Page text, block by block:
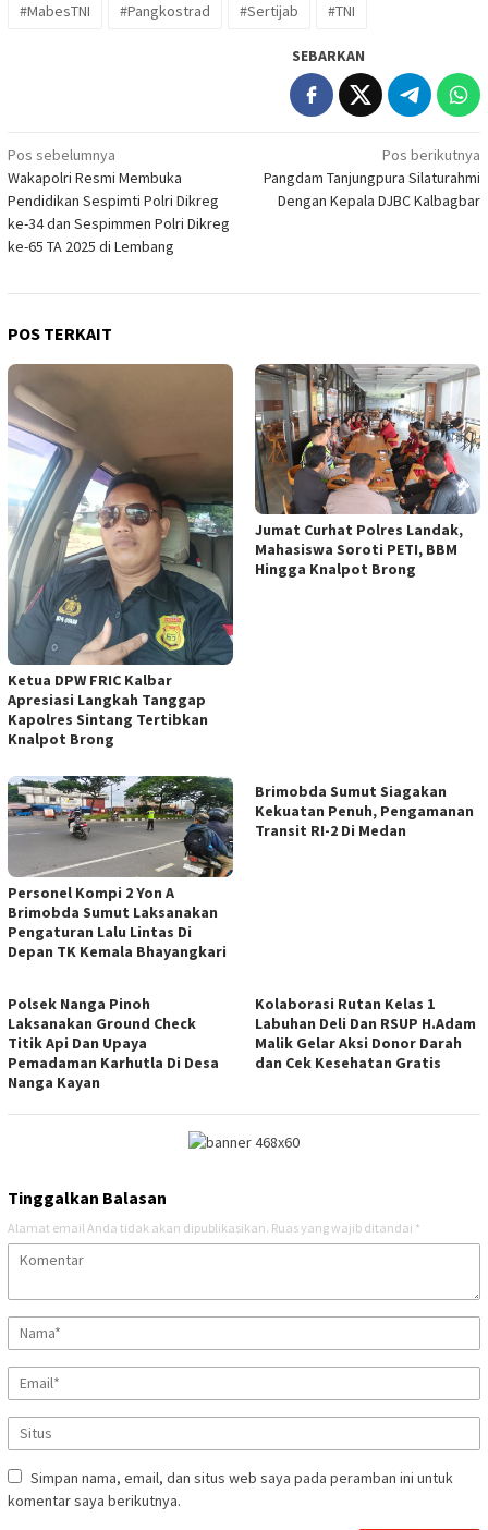
#MabesTNI #Pangkostrad #Sertijab #TNI
SEBARKAN
Navigasi
pos
Pos sebelumnya
Wakapolri Resmi Membuka
Pendidikan Sespimti Polri Dikreg
ke-34 dan Sespimmen Polri Dikreg
ke-65 TA 2025 di Lembang
Pos berikutnya
Pangdam Tanjungpura Silaturahmi
Dengan Kepala DJBC Kalbagbar
POS TERKAIT
Ketua DPW FRIC Kalbar
Apresiasi Langkah Tanggap
Kapolres Sintang Tertibkan
Knalpot Brong
Jumat Curhat Polres Landak,
Mahasiswa Soroti PETI, BBM
Hingga Knalpot Brong
Personel Kompi 2 Yon A
Brimobda Sumut Laksanakan
Pengaturan Lalu Lintas Di
Depan TK Kemala Bhayangkari
Brimobda Sumut Siagakan
Kekuatan Penuh, Pengamanan
Transit RI-2 Di Medan
Polsek Nanga Pinoh
Laksanakan Ground Check
Titik Api Dan Upaya
Pemadaman Karhutla Di Desa
Nanga Kayan
Kolaborasi Rutan Kelas 1
Labuhan Deli Dan RSUP H.Adam
Malik Gelar Aksi Donor Darah
dan Cek Kesehatan Gratis
Tinggalkan Balasan
Alamat email Anda tidak akan dipublikasikan. Ruas yang wajib ditandai *
Simpan nama, email, dan situs web saya pada peramban ini untuk
komentar saya berikutnya.